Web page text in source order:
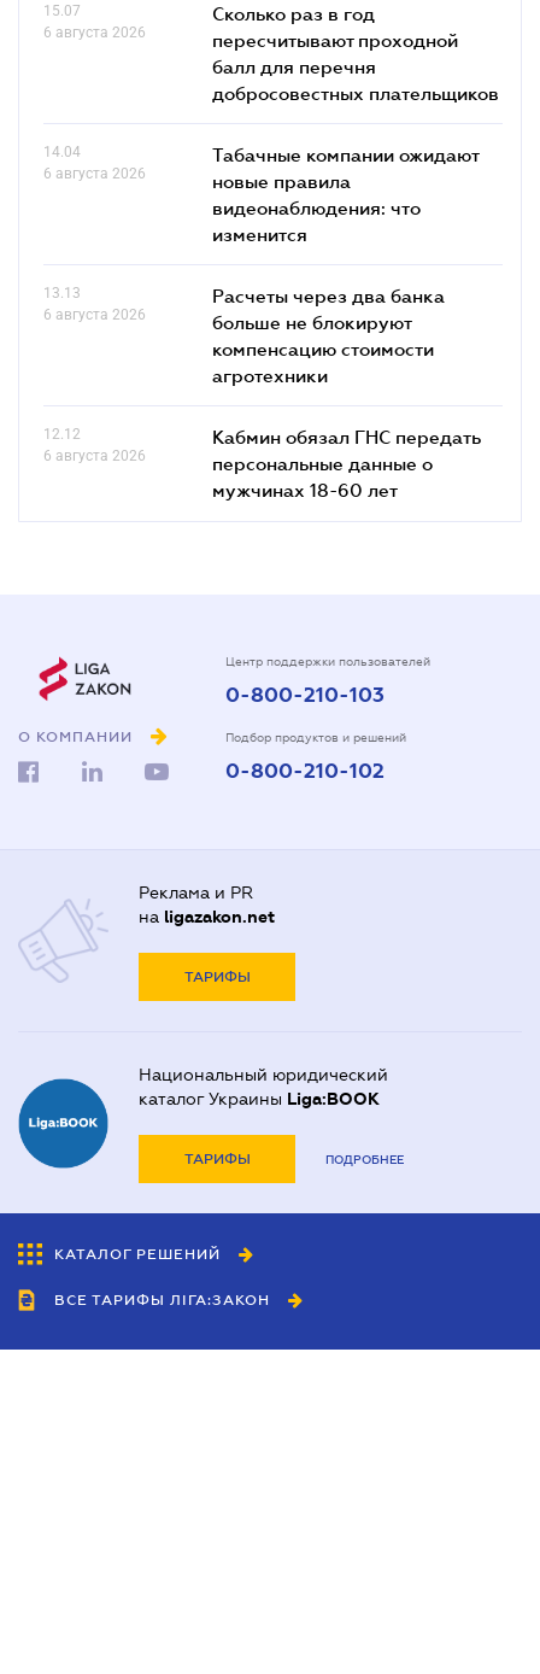
15.07
6 августа 2026
Сколько раз в год
пересчитывают проходной
балл для перечня
добросовестных плательщиков
14.04
6 августа 2026
Табачные компании ожидают
новые правила
видеонаблюдения: что
изменится
13.13
6 августа 2026
Расчеты через два банка
больше не блокируют
компенсацию стоимости
агротехники
12.12
6 августа 2026
Кабмин обязал ГНС передать
персональные данные о
мужчинах 18-60 лет
О КОМПАНИИ
Центр поддержки пользователей
0-800-210-103
Подбор продуктов и решений
0-800-210-102
Реклама и PR
на ligazakon.net
ТАРИФЫ
Национальный юридический
каталог Украины Liga:BOOK
ТАРИФЫ ПОДРОБНЕЕ
КАТАЛОГ РЕШЕНИЙ
ВСЕ ТАРИФЫ ЛІГА:ЗАКОН